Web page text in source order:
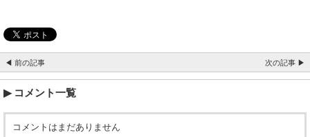
◀ 前の記事 次の記事 ▶
コメント一覧
コメントはまだありません